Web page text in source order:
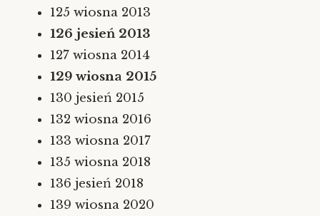
125 wiosna 2013
126 jesień 2013
127 wiosna 2014
129 wiosna 2015
130 jesień 2015
132 wiosna 2016
133 wiosna 2017
135 wiosna 2018
136 jesień 2018
139 wiosna 2020